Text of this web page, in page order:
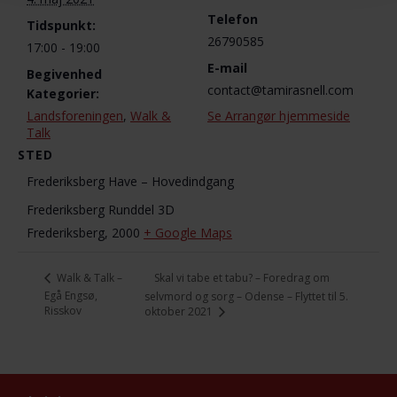
Tidspunkt:
17:00 - 19:00
Begivenhed
Kategorier:
Landsforeningen, Walk &
Talk
STED
Frederiksberg Have – Hovedindgang
Frederiksberg Runddel 3D
Frederiksberg, 2000 + Google Maps
Telefon
26790585
E-mail
contact@tamirasnell.com
Se Arrangør hjemmeside
Walk & Talk –
Egå Engsø,
Risskov
Skal vi tabe et tabu? – Foredrag om
selvmord og sorg – Odense – Flyttet til 5.
oktober 2021